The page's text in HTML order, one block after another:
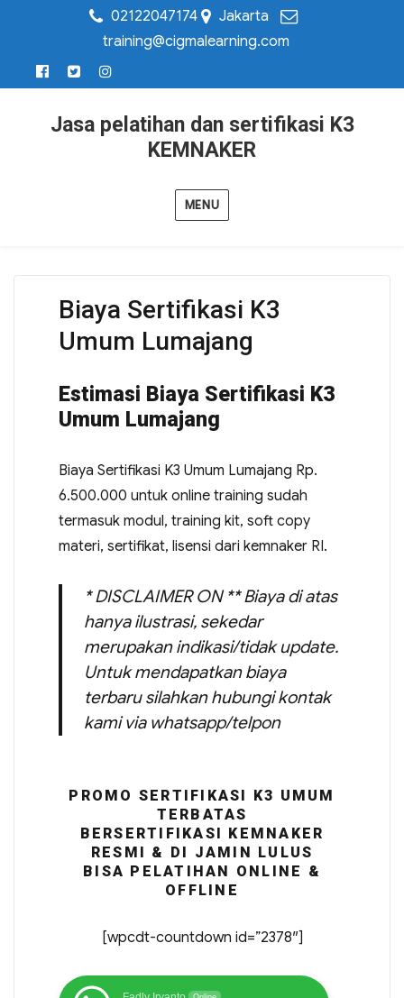
02122047174
Jakarta
training@cigmalearning.com
Jasa pelatihan dan sertifikasi K3
KEMNAKER
MENU
Biaya Sertifikasi K3
Umum Lumajang
Estimasi Biaya Sertifikasi K3
Umum Lumajang
Biaya Sertifikasi K3 Umum Lumajang Rp.
6.500.000 untuk online training sudah
termasuk modul, training kit, soft copy
materi, sertifikat, lisensi dari kemnaker RI.
* DISCLAIMER ON ** Biaya di atas
hanya ilustrasi, sekedar
merupakan indikasi/tidak update.
Untuk mendapatkan biaya
terbaru silahkan hubungi kontak
kami via whatsapp/telpon
PROMO SERTIFIKASI K3 UMUM
TERBATAS
BERSERTIFIKASI KEMNAKER
RESMI & DI JAMIN LULUS
BISA PELATIHAN ONLINE &
OFFLINE
[wpcdt-countdown id=”2378″]